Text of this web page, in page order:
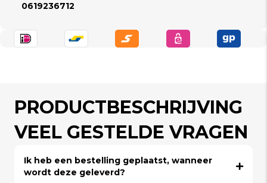
0619236712
PRODUCTBESCHRIJVING
VEEL GESTELDE VRAGEN
Ik heb een bestelling geplaatst, wanneer
wordt deze geleverd?